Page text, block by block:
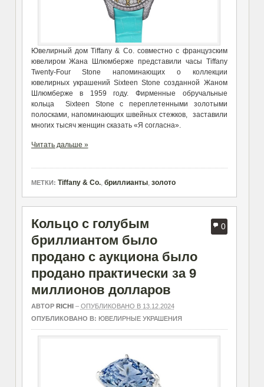
Ювелирный дом Tiffany & Co. совместно с французским
ювелиром Жана Шлюмберже представили часы Tiffany
Twenty-Four Stone напоминающих о коллекции
ювелирных украшений Sixteen Stone созданной Жаном
Шлюмберже в 1959 году. Фирменные обручальные
кольца Sixteen Stone с переплетенными золотыми
полосками, напоминающих швейных стежков, заставили
многих тысяч женщин сказать «Я согласна».
Читать дальше »
МЕТКИ: Tiffany & Co., бриллианты, золото
0
Кольцо с голубым
бриллиантом было
продано с аукциона было
продано практически за 9
миллионов долларов
АВТОР RICHI– ОПУБЛИКОВАНО В 13.12.2024
ОПУБЛИКОВАНО В: ЮВЕЛИРНЫЕ УКРАШЕНИЯ